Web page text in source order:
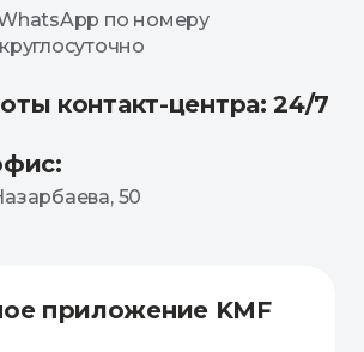
по номеру
контакт-центра: 24/7
50
приложение KMF